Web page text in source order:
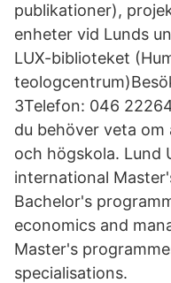
publikationer),
enheter vid Lunds
LUX-biblioteket
3Telefon: 046
du behöver veta
och högskola. Lund
international
Bachelor's
economics and
Master's
specialisations.